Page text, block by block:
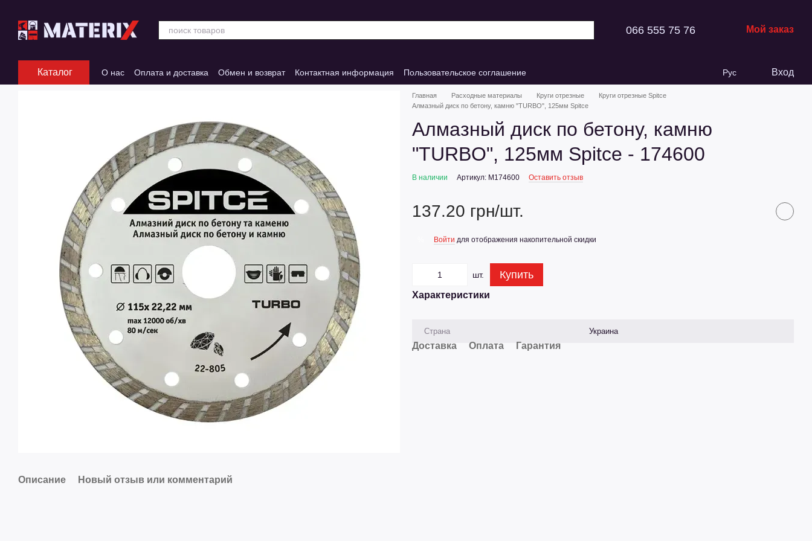
066 555 75 76 Мой заказ
Каталог О нас Оплата и доставка Обмен и возврат Контактная информация Пользовательское соглашение Рус Вход
Описание Новый отзыв или комментарий
Главная Расходные материалы Круги отрезные
Круги отрезные Spitce
Алмазный диск по бетону, камню "TURBO", 125мм Spitce
Алмазный диск по бетону, камню
"TURBO", 125мм Spitce - 174600
В наличии Артикул: M174600 Оставить отзыв
137.20 грн/шт.
Войти для отображения накопительной скидки
шт. Купить
Характеристики
Страна Украина
Доставка Оплата Гарантия